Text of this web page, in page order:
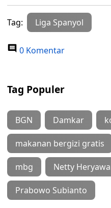
Tag: Liga Spanyol
0 Komentar
Tag Populer
BGN Damkar
makanan bergizi gratis
mbg Netty
Prabowo Subianto